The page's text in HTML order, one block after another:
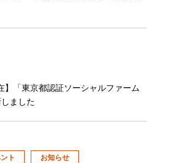
】「東京都認証ソーシャルファーム
ました
ト お知らせ